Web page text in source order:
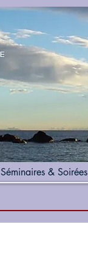
Séminaires & Soirées